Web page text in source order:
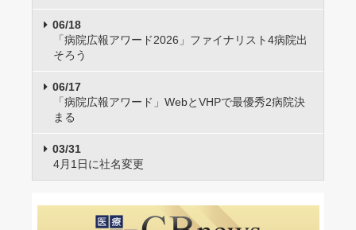
06/18
「病院広報アワード2026」ファイナリスト4病院出
そろう
06/17
「病院広報アワード」WebとVHPで最優秀2病院決
まる
03/31
4月1日に社名変更